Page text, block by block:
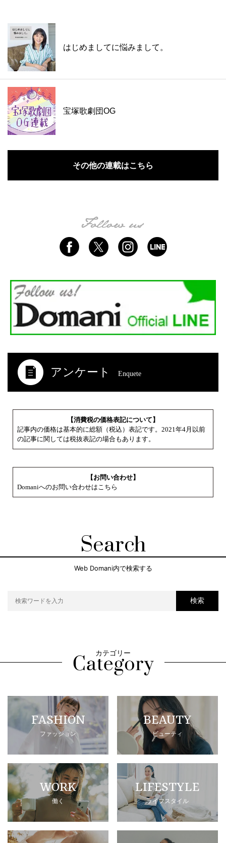
はじめましてに悩みまして。
宝塚歌劇団OG
その他の連載はこちら
アンケート Enquete
【消費税の価格表記について】
記事内の価格は基本的に総額（税込）表記です。2021年4月以前
の記事に関しては税抜表記の場合もあります。
【お問い合わせ】
Domaniへのお問い合わせはこちら
Search
Web Domani内で検索する
検索
カテゴリー
FASHION
ファッション
BEAUTY
ビューティ
WORK
働く
LIFESTYLE
ライフスタイル